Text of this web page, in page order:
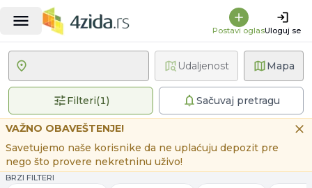
Postavi oglasUloguj se
Mapa
Filteri(1)1 primenjen filterSačuvaj pretragu
Udaljenost
VAŽNO OBAVEŠTENJE!
Savetujemo naše korisnike da ne uplaćuju depozit pre
nego što provere nekretninu uživo!
BRZI FILTERI